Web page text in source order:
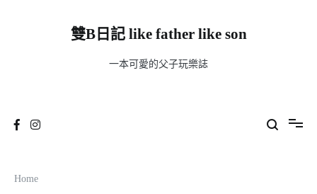
雙B日記 like father like son
一本可愛的父子玩樂誌
Home